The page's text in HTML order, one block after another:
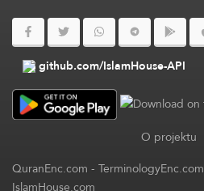
github.com/IslamHouse-API
O projektu
QuranEnc.com-TerminologyEnc.com